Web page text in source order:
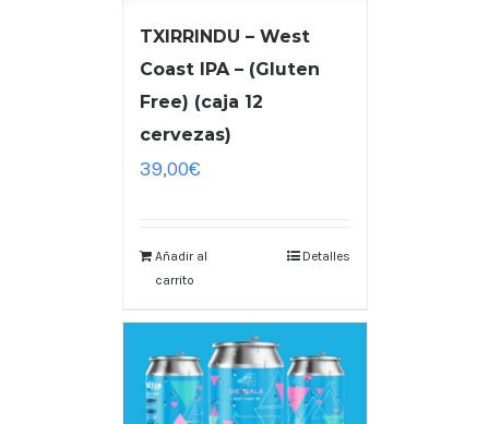
TXIRRINDU – West
Coast IPA – (Gluten
Free) (caja 12
cervezas)
39,00€
Añadir al
carrito
Detalles